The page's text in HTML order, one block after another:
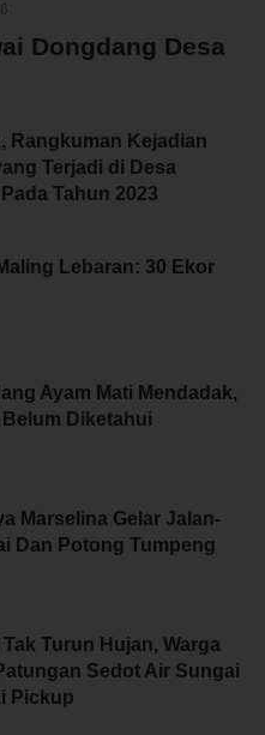
Dongdang Desa
Rangkuman Kejadian
Terjadi di Desa
Tahun 2023
Lebaran: 30 Ekor
Ayam Mati Mendadak,
Diketahui
Marselina Gelar Jalan-
Dan Potong Tumpeng
Turun Hujan, Warga
Sedot Air Sungai
Pickup